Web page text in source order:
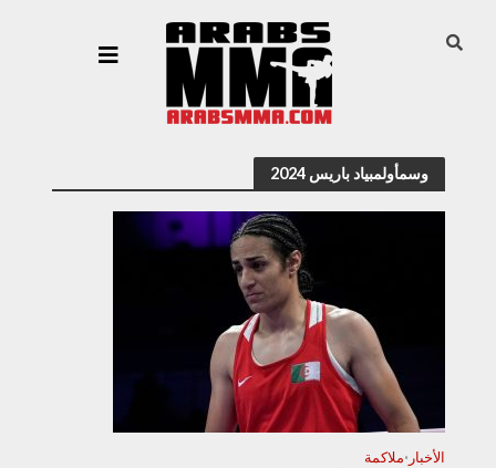
وسمأولمبياد باريس 2024
الأخبار •ملاكمة